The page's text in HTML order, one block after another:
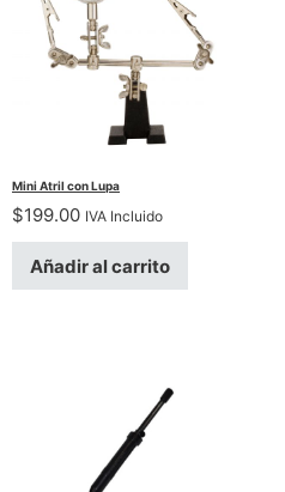
Mini Atril con Lupa
$199.00 IVA Incluido
Añadir al carrito